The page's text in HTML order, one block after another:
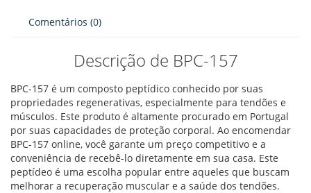
Comentários (0)
Descrição de BPC-157
BPC-157 é um composto peptídico conhecido por suas
propriedades regenerativas, especialmente para tendões e
músculos. Este produto é altamente procurado em Portugal
por suas capacidades de proteção corporal. Ao encomendar
BPC-157 online, você garante um preço competitivo e a
conveniência de recebê-lo diretamente em sua casa. Este
peptídeo é uma escolha popular entre aqueles que buscam
melhorar a recuperação muscular e a saúde dos tendões.